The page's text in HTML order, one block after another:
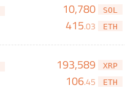
10,780 SOL
415.03 ETH
193,589 XRP
106.45 ETH